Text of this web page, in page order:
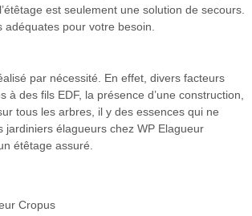
est seulement une solution de secours.
adéquates pour votre besoin.
par nécessité. En effet, divers facteurs
des fils EDF, la présence d’une construction,
tous les arbres, il y des essences qui ne
élagueurs chez WP Elagueur
étêtage assuré.
Cropus